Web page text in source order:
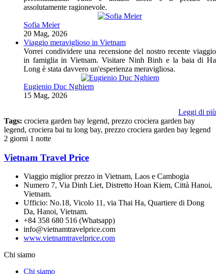
assolutamente ragionevole.
Sofia Meier
20 Mag, 2026
Viaggio meraviglioso in Vietnam
Vorrei condividere una recensione del nostro recente viaggio
in famiglia in Vietnam. Visitare Ninh Binh e la baia di Ha
Long è stata davvero un'esperienza meravigliosa.
Eugienio Duc Nghiem
15 Mag, 2026
Leggi di più
Tags: crociera garden bay legend, prezzo crociera garden bay
legend, crociera bai tu long bay, prezzo crociera garden bay legend
2 giorni 1 notte
Vietnam Travel Price
Viaggio miglior prezzo in Vietnam, Laos e Cambogia
Numero 7, Via Dinh Liet, Distretto Hoan Kiem, Città Hanoi,
Vietnam.
Ufficio: No.18, Vicolo 11, via Thai Ha, Quartiere di Dong
Da, Hanoi, Vietnam.
+84 358 680 516 (Whatsapp)
info@vietnamtravelprice.com
www.vietnamtravelprice.com
Chi siamo
Chi siamo